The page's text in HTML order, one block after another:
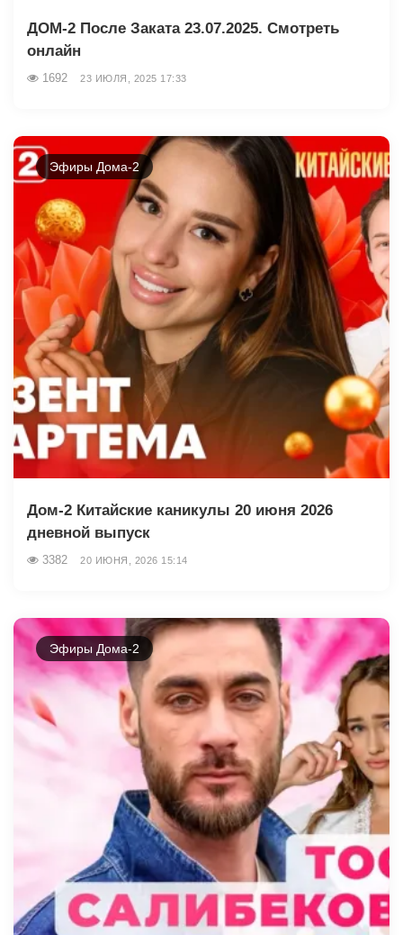
ДОМ-2 После Заката 23.07.2025. Смотреть
онлайн
1692 23 ИЮЛЯ, 2025 17:33
Эфиры Дома-2
Дом-2 Китайские каникулы 20 июня 2026
дневной выпуск
3382 20 ИЮНЯ, 2026 15:14
Эфиры Дома-2